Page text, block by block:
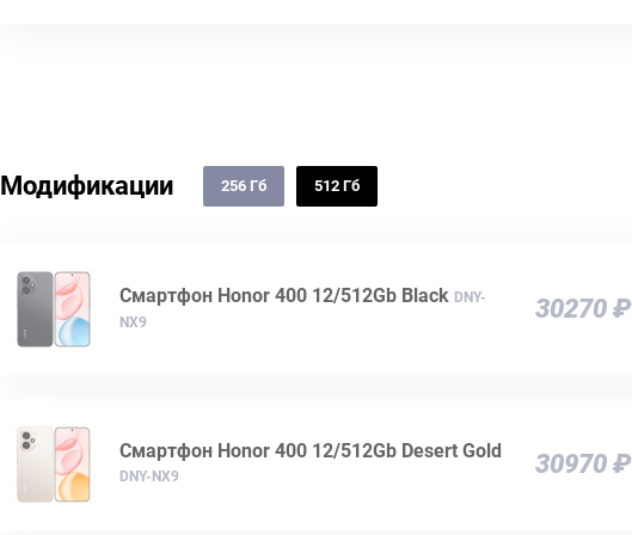
Модификации 256 Гб 512 Гб
Смартфон Honor 400 12/512Gb Black DNY-
NX9
30270 ₽
Смартфон Honor 400 12/512Gb Desert Gold
DNY-NX9 30970 ₽